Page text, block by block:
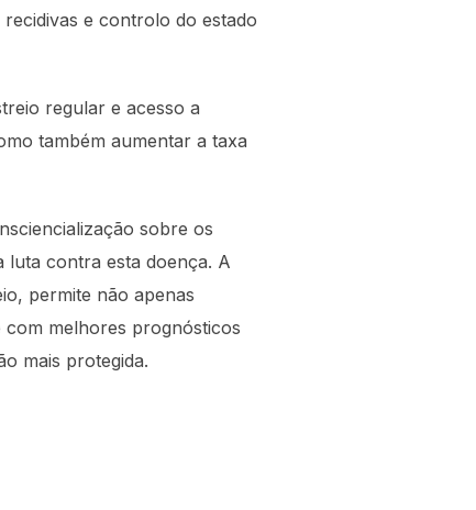
e controlo do estado
regular e acesso a
também aumentar a taxa
sobre os
luta contra esta doença. A
permite não apenas
melhores prognósticos
mais protegida.